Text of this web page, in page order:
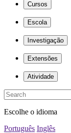
Cursos
Escola
Investigação
Extensões
Atividade
Escolhe o idioma
Português Inglês